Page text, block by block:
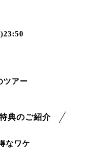
ツアー
典のご紹介
なワケ